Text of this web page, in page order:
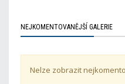
NEJKOMENTOVANĚJŠÍ GALERIE
Nelze zobrazit